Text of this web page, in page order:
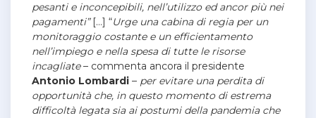
pesanti e inconcepibili, nell’utilizzo ed ancor più nei
pagamenti”[…] “Urge una cabina di regia per un
monitoraggio costante e un efficientamento
nell’impiego e nella spesa di tutte le risorse
incagliate– commenta ancora il presidente
Antonio Lombardi – per evitare una perdita di
opportunità che, in questo momento di estrema
difficoltà legata sia ai postumi della pandemia che